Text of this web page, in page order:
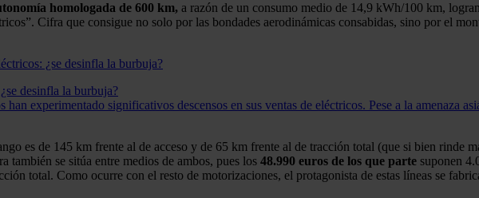
homologada de 600 km, a razón de un consumo medio de 14,9 kWh/100 km,
Cifra que consigue no solo por las bondades aerodinámicas consabidas, sino por el
desinfla la burbuja?
experimentado significativos descensos en sus ventas de eléctricos. Pese a la amenaza
es de 145 km frente al de acceso y de 65 km frente al de tracción total (que si bien rinde
se sitúa entre medios de ambos, pues los 48.990 euros de los que parte suponen
total. Como ocurre con el resto de motorizaciones, el protagonista de estas líneas se